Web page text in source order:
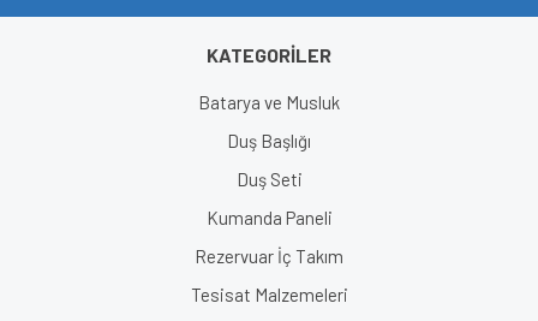
KATEGORİLER
Batarya ve Musluk
Duş Başlığı
Duş Seti
Kumanda Paneli
Rezervuar İç Takım
Tesisat Malzemeleri